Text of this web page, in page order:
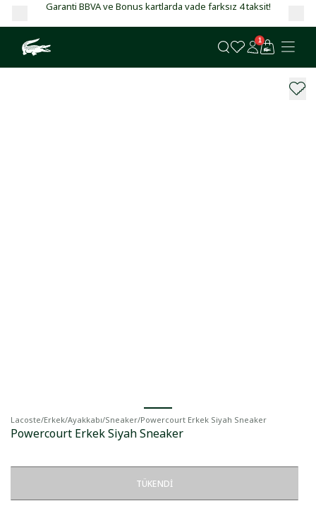
Garanti BBVA ve Bonus kartlarda vade farksız 4 taksit!
1
Lacoste/Erkek/Ayakkabı/Sneaker/Powercourt Erkek Siyah Sneaker
Powercourt Erkek Siyah Sneaker
TÜKENDI